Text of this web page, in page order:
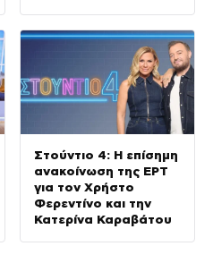
Στούντιο 4: Η επίσημη
ανακοίνωση της ΕΡΤ
για τον Χρήστο
Φερεντίνο και την
Κατερίνα Καραβάτου